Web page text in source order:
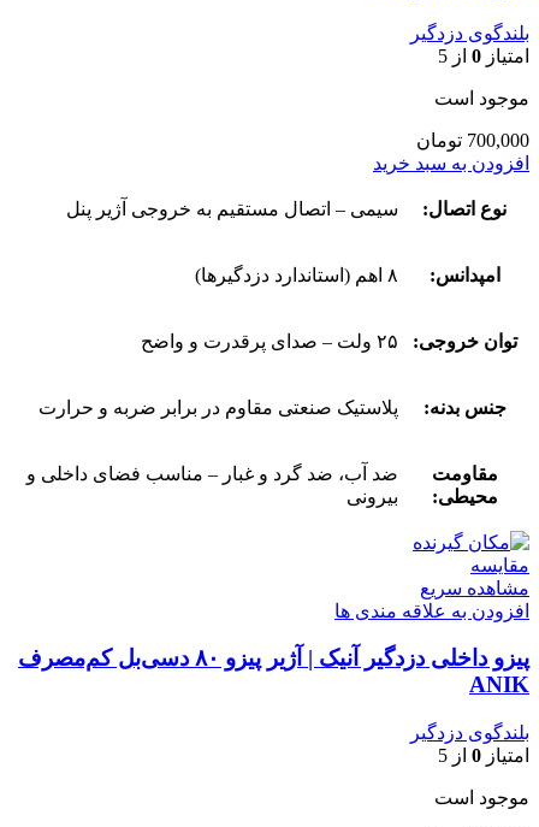
بلندگوی دزدگیر
امتیاز 0 از 5
موجود است
700,000 تومان
افزودن به سبد خرید
نوع اتصال: سیمی – اتصال مستقیم به خروجی آژیر پنل
امپدانس: ۸ اهم (استاندارد دزدگیرها)
توان خروجی: ۲۵ ولت – صدای پرقدرت و واضح
جنس بدنه: پلاستیک صنعتی مقاوم در برابر ضربه و حرارت
مقاومت
محیطی:
ضد آب، ضد گرد و غبار – مناسب فضای داخلی و
بیرونی
مقایسه
مشاهده سریع
افزودن به علاقه مندی ها
پیزو داخلی دزدگیر آنیک | آژیر پیزو ۸۰ دسی‌بل کم‌مصرف
ANIK
بلندگوی دزدگیر
امتیاز 0 از 5
موجود است